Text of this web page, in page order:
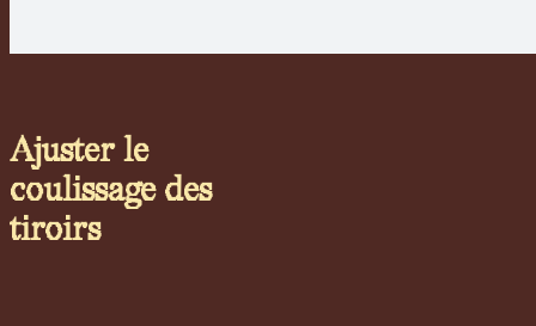
Ajuster le
coulissage des
tiroirs